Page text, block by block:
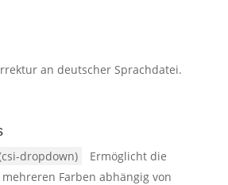
an deutscher Sprachdatei.
dropdown)
Ermöglicht die
Farben abhängig von